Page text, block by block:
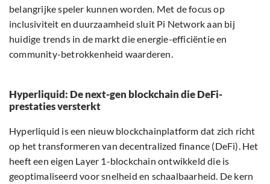
belangrijke speler kunnen worden. Met de focus op
inclusiviteit en duurzaamheid sluit Pi Network aan bij
huidige trends in de markt die energie-efficiëntie en
community-betrokkenheid waarderen.
Hyperliquid: De next-gen blockchain die DeFi-
prestaties versterkt
Hyperliquid is een nieuw blockchainplatform dat zich richt
op het transformeren van decentralized finance (DeFi). Het
heeft een eigen Layer 1-blockchain ontwikkeld die is
geoptimaliseerd voor snelheid en schaalbaarheid. De kern